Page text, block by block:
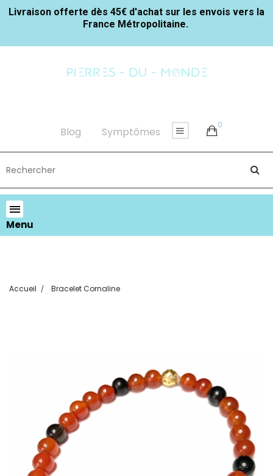
Livraison offerte dès 45€ d'achat sur les envois vers la
France Métropolitaine.
Blog Symptômes
0
Menu
Accueil Bracelet Cornaline